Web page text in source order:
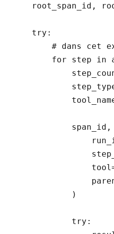
root_span_id,
    try:
# dans cet
for step in
            )
            try: